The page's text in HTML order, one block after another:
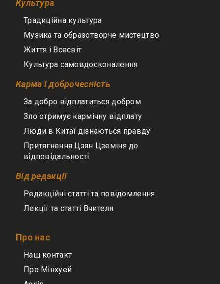
Культура
Традиційна культура
Музика та образотворче мистецтво
Життя і Всесвіт
Культура самовдосконалення
Карма і доброчесність
За добро відплатиться добром
Зло отримує кармічну відплату
Люди в Китаї дізнаються правду
Притягнення Цзян Цземіня до
відповідальності
Від редакції
Редакційні статті та повідомлення
Лекції та статті Вчителя
Про нас
Наш контакт
Про Мінхуей